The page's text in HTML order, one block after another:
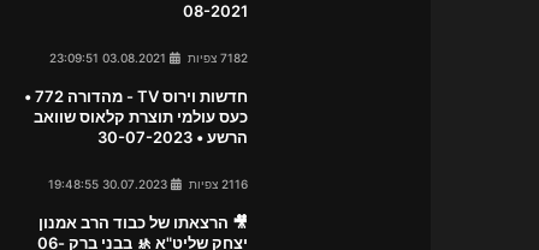
08-2021
7182 צפיות
חדשות וירוס TV - מהדורה 772 •
כעס עולמי תוצרת קלאוס שוואב
הרשע • 30-07-2023
2116 צפיות
🎥 הרצאתו של כבוד הרב אמנון
יצחק שליט"א 🚸 בבני ברק 06-